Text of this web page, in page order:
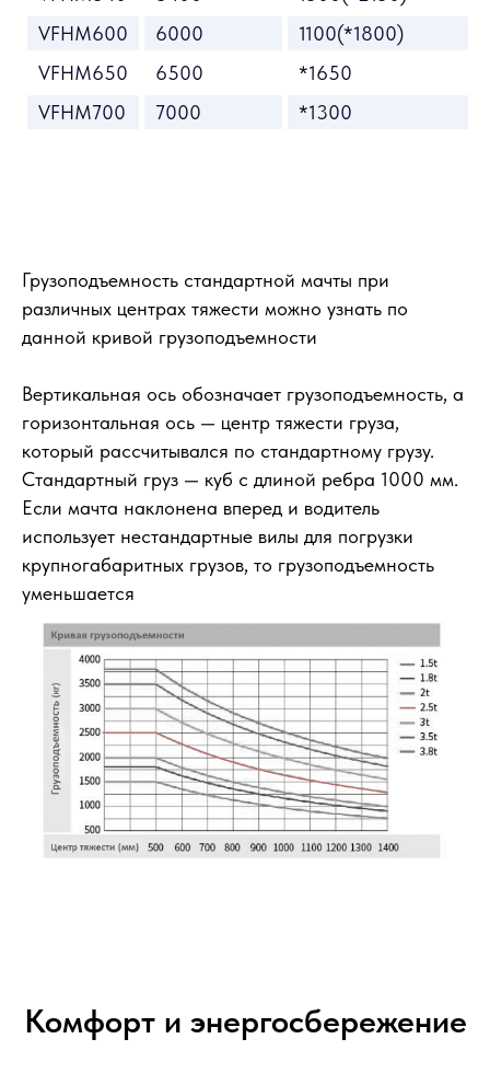
VFHM600
6000
1100(*1800)
VFHM650
6500
*1650
VFHM700
7000 *1300
Грузоподъемность стандартной мачты при
различных центрах тяжести можно узнать по
данной кривой грузоподъемности
Вертикальная ось обозначает грузоподъемность, а
горизонтальная ось — центр тяжести груза,
который рассчитывался по стандартному грузу.
Стандартный груз — куб с длиной ребра 1000 мм.
Если мачта наклонена вперед и водитель
использует нестандартные вилы для погрузки
крупногабаритных грузов, то грузоподъемность
уменьшается
Комфорт и энергосбережение